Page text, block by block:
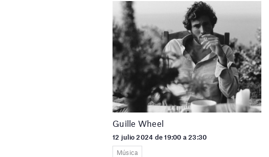
Guille Wheel
12 julio 2024 de 19:00 a 23:30
Música